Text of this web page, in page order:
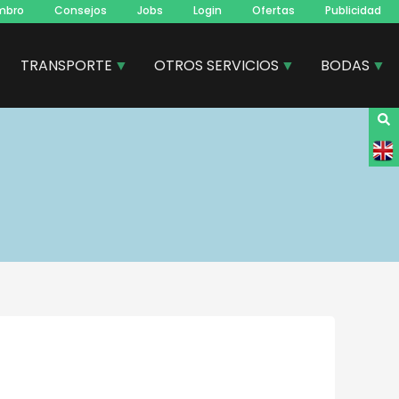
Consejos Jobs Login Ofertas Publicidad
TRANSPORTE OTROS SERVICIOS BODAS